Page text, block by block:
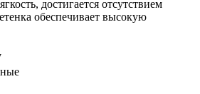
достигается отсутствием
обеспечивает высокую